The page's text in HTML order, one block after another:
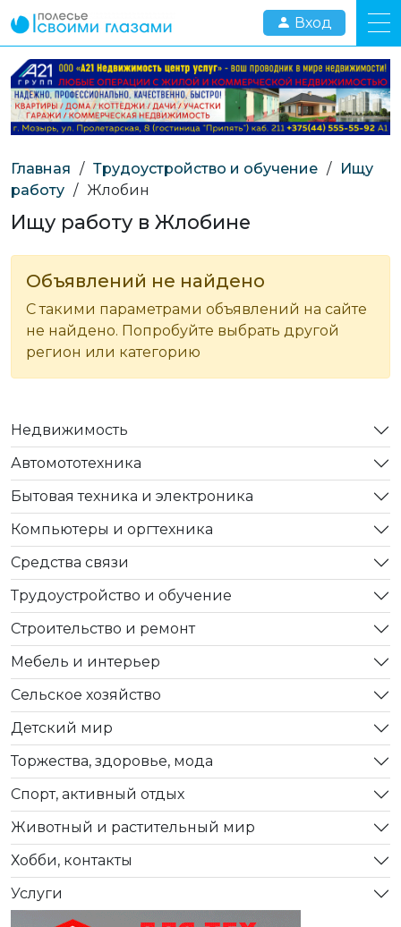
Вход
Главная / Трудоустройство и обучение /
Ищу
работу / Жлобин
Ищу работу в Жлобине
Объявлений не найдено
С такими параметрами объявлений на сайте
не найдено. Попробуйте выбрать другой
регион или категорию
Недвижимость
Автомототехника
Бытовая техника и электроника
Компьютеры и оргтехника
Средства связи
Трудоустройство и обучение
Строительство и ремонт
Мебель и интерьер
Сельское хозяйство
Детский мир
Торжества, здоровье, мода
Спорт, активный отдых
Животный и растительный мир
Хобби, контакты
Услуги